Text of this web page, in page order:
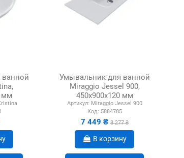
мм
Умывальник для ванной
Miraggio Jessel 900,
450х900х120 мм
Артикул: Miraggio Jessel 900
Код: 5884785
7 449 ₴ 8 277 ₴
В корзину